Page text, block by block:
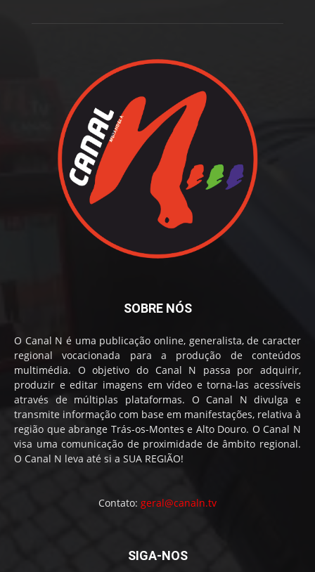
SOBRE NÓS
O Canal N é uma publicação online, generalista, de caracter
regional vocacionada para a produção de conteúdos
multimédia. O objetivo do Canal N passa por adquirir,
produzir e editar imagens em vídeo e torna-las acessíveis
através de múltiplas plataformas. O Canal N divulga e
transmite informação com base em manifestações, relativa à
região que abrange Trás-os-Montes e Alto Douro. O Canal N
visa uma comunicação de proximidade de âmbito regional.
O Canal N leva até si a SUA REGIÃO!
Contato: geral@canaln.tv
SIGA-NOS